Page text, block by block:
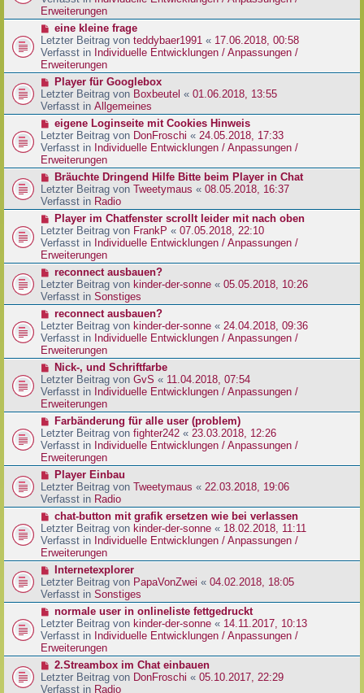
i
t
a
g
e
r
B
e
i
t
a
g
Erweiterungen
N
e
u
e
r
B
e
i
r
a
g
eine kleine frage
Letzter Beitrag von teddybaer1991 « 17.06.2018, 00:58
Verfasst in Individuelle Entwicklungen / Anpassungen /
Erweiterungen
N
e
u
e
r
B
e
i
r
a
g
Player für Googlebox
Letzter Beitrag von Boxbeutel « 01.06.2018, 13:55
Verfasst in Allgemeines
N
e
u
e
r
B
e
i
r
a
g
eigene Loginseite mit Cookies Hinweis
Letzter Beitrag von DonFroschi « 24.05.2018, 17:33
Verfasst in Individuelle Entwicklungen / Anpassungen /
Erweiterungen
N
e
u
e
r
B
e
i
r
a
g
Bräuchte Dringend Hilfe Bitte beim Player in Chat
Letzter Beitrag von Tweetymaus « 08.05.2018, 16:37
Verfasst in Radio
N
e
u
e
r
B
e
i
r
a
g
Player im Chatfenster scrollt leider mit nach oben
Letzter Beitrag von FrankP « 07.05.2018, 22:10
Verfasst in Individuelle Entwicklungen / Anpassungen /
Erweiterungen
N
e
u
e
r
B
e
i
r
a
g
reconnect ausbauen?
Letzter Beitrag von kinder-der-sonne « 05.05.2018, 10:26
Verfasst in Sonstiges
N
e
u
e
r
B
e
i
t
a
g
reconnect ausbauen?
Letzter Beitrag von kinder-der-sonne « 24.04.2018, 09:36
Verfasst in Individuelle Entwicklungen / Anpassungen /
Erweiterungen
N
e
u
e
r
B
e
i
t
a
g
Nick-, und Schriftfarbe
Letzter Beitrag von GvS « 11.04.2018, 07:54
Verfasst in Individuelle Entwicklungen / Anpassungen /
Erweiterungen
N
e
u
e
r
B
e
i
r
a
g
Farbänderung für alle user (problem)
Letzter Beitrag von fighter242 « 23.03.2018, 12:26
Verfasst in Individuelle Entwicklungen / Anpassungen /
Erweiterungen
N
e
u
e
r
B
e
i
r
a
g
Player Einbau
Letzter Beitrag von Tweetymaus « 22.03.2018, 19:06
Verfasst in Radio
N
e
u
e
r
B
e
i
r
a
g
chat-button mit grafik ersetzen wie bei verlassen
Letzter Beitrag von kinder-der-sonne « 18.02.2018, 11:11
Verfasst in Individuelle Entwicklungen / Anpassungen /
Erweiterungen
N
e
u
e
r
B
e
i
r
Internetexplorer
Letzter Beitrag von PapaVonZwei « 04.02.2018, 18:05
Verfasst in Sonstiges
N
e
u
e
r
B
e
normale user in onlineliste fettgedruckt
Letzter Beitrag von kinder-der-sonne « 14.11.2017, 10:13
Verfasst in Individuelle Entwicklungen / Anpassungen /
Erweiterungen
N
e
u
2.Streambox im Chat einbauen
Letzter Beitrag von DonFroschi « 05.10.2017, 22:29
Verfasst in Radio